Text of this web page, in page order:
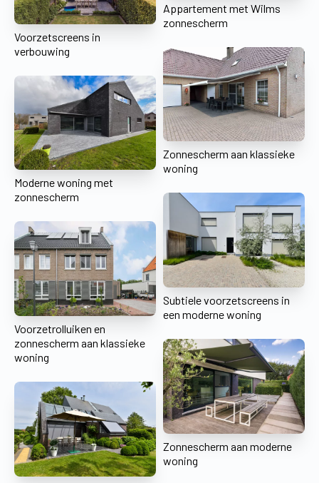
Voorzetscreens in
verbouwing
Moderne woning met
zonnescherm
Voorzetrolluiken en
zonnescherm aan klassieke
woning
Appartement met Wilms
zonnescherm
Zonnescherm aan klassieke
woning
Subtiele voorzetscreens in
een moderne woning
Zonnescherm aan moderne
woning